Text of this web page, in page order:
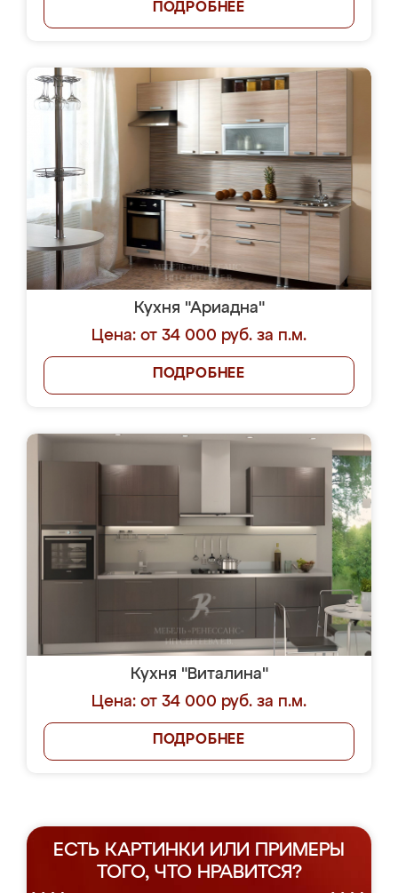
ПОДРОБНЕЕ
Кухня "Ариадна"
Цена: от 34 000 руб. за п.м.
ПОДРОБНЕЕ
Кухня "Виталина"
Цена: от 34 000 руб. за п.м.
ПОДРОБНЕЕ
ЕСТЬ КАРТИНКИ ИЛИ ПРИМЕРЫ
ТОГО, ЧТО НРАВИТСЯ?